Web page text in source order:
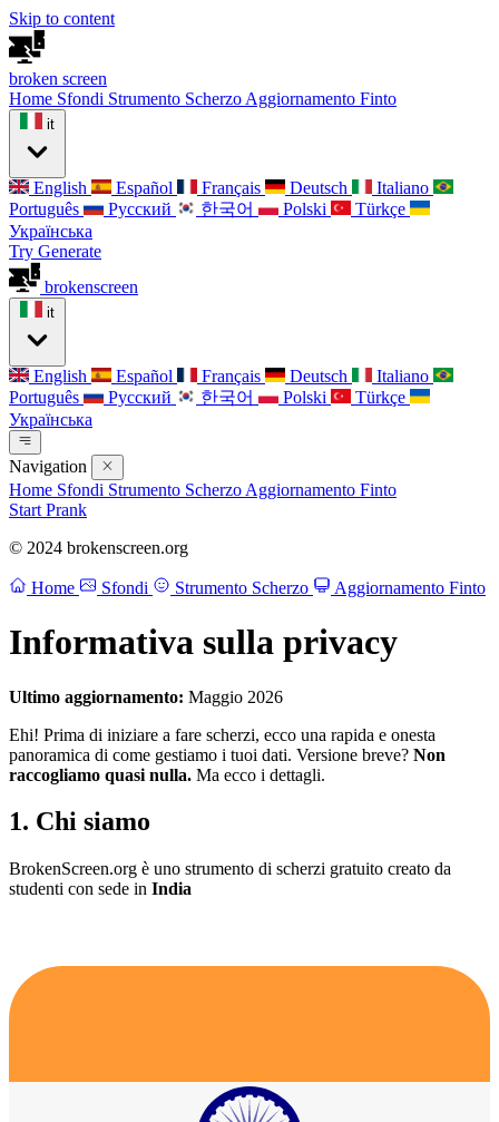
Skip to content
broken screen
Home Sfondi Strumento Scherzo Aggiornamento Finto
it
English Español Français Deutsch
Italiano
Português
Русский 한국어 Polski
Türkçe
Українська
Try Generate
brokenscreen
it
English Español Français Deutsch
Italiano
Português
Русский 한국어 Polski
Türkçe
Українська
Navigation
Home Sfondi Strumento Scherzo Aggiornamento Finto
Start Prank
© 2024 brokenscreen.org
Home Sfondi Strumento Scherzo Aggiornamento Finto
Informativa sulla privacy
Ultimo aggiornamento: Maggio 2026
Ehi! Prima di iniziare a fare scherzi, ecco una rapida e onesta
panoramica di come gestiamo i tuoi dati. Versione breve? Non
raccogliamo quasi nulla. Ma ecco i dettagli.
1. Chi siamo
BrokenScreen.org è uno strumento di scherzi gratuito creato da
studenti con sede in India